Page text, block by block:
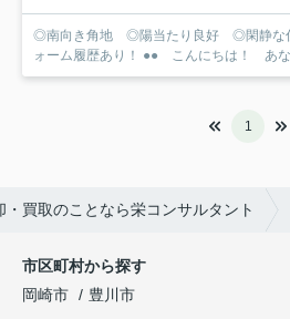
◎南向き角地 ◎陽当たり良好 ◎閑静な
ォーム履歴あり！ ●● こんにちは
1
買取のことなら栄コンサルタント
市区町村から探す
岡崎市
豊川市